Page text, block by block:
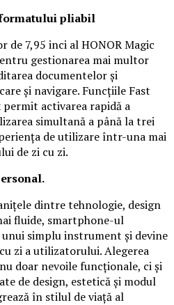
pliabil
de 7,95 inci al HONOR Magic
gestionarea mai multor
documentelor și
și navigare. Funcțiile Fast
permit activarea rapidă a
simultană a până la trei
de utilizare într-una mai
de zi cu zi.
dintre tehnologie, design
fluide, smartphone-ul
simplu instrument și devine
zi a utilizatorului. Alegerea
doar nevoile funcționale, ci și
de design, estetică și modul
în stilul de viață al